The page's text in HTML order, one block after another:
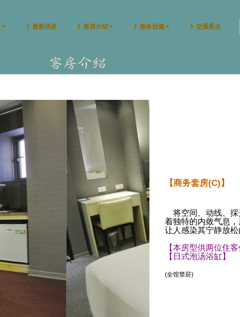
》最新消息 》客房介绍 》服务设施 》交通景点
【商务套房(C)】
将空间、动线、
着独特的内敛气息
让人感染其宁静放松
【本房型供两位住
【日式泡汤浴缸】
(全馆禁菸)